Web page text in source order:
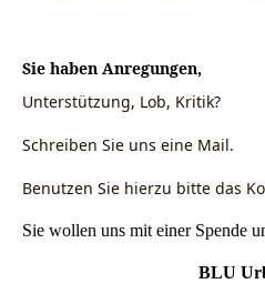
Sie haben Anregungen,
Unterstützung, Lob, Kritik?
Schreiben Sie uns eine Mail.
Benutzen Sie hierzu bitte das
Sie wollen uns mit einer Spende
BLU